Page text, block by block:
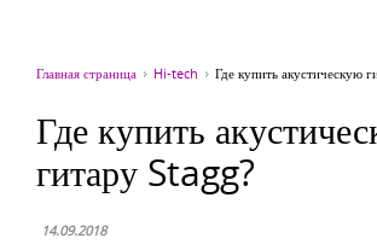
Главная страница Hi-tech Где купить акустическую
Где купить
гитару Stagg?
14.09.2018